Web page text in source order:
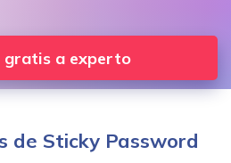
gratis a experto
de Sticky Password